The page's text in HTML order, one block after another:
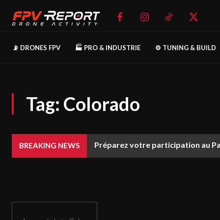
📡 DRONES FPV 🏭 PRO & INDUSTRIE ⚙️ TUNING & BUILD
Tag: Colorado
BREAKING NEWS Préparez votre participation au